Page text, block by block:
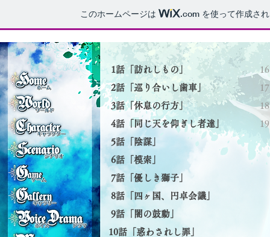
このホームページは .com を使って作成さ
1話「訪れしもの」
2話「巡り合いし歯車」
3話「休息の行方」
4話「同じ天を仰ぎし者達」
5話「陰謀」
6話「模索」
7話「優しき獅子」
8話「四ヶ国、円卓会議」
9話「闇の鼓動」
10話「惑わされし罪」